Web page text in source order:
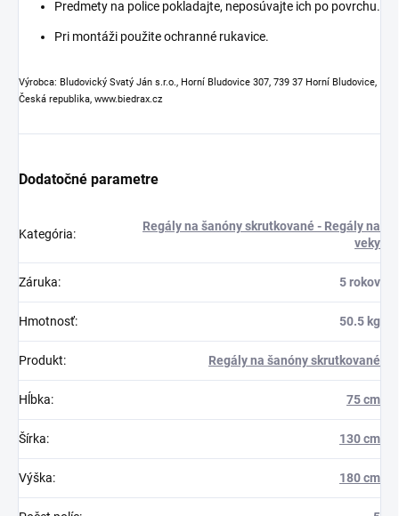
Predmety na police pokladajte, neposúvajte ich po povrchu.
Pri montáži použite ochranné rukavice.
Výrobca: Bludovický Svatý Ján s.r.o., Horní Bludovice 307, 739 37 Horní Bludovice,
Česká republika, www.biedrax.cz
Dodatočné parametre
Kategória:
Regály na šanóny skrutkované - Regály na
veky
Záruka: 5 rokov
Hmotnosť: 50.5 kg
Produkt: Regály na šanóny skrutkované
Hĺbka: 75 cm
Šírka: 130 cm
Výška: 180 cm